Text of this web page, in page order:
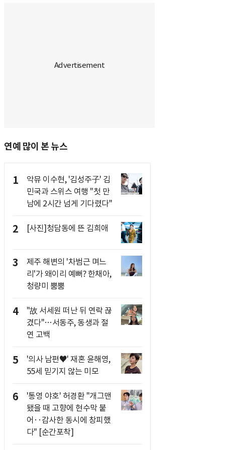
연예 많이 본 뉴스
1
악뮤 이수현, '김성주子' 김
민국과 스위스 여행 "첫 만
남에 2시간 넘게 기다렸다"
2 [사진]청담동에 뜬 김희애
3
제주 해변의 '차범근 며느
리'가 왜이리 예뻐? 한채아,
청량미 뿜뿜
4
"故 서세원 떠난 뒤 연락 끊
겼다"…서동주, 동생과 절
연 고백
5
'의사 남편♥' 재혼 윤해영,
55세 믿기지 않는 미모
6
'통영 야호' 허경환 "개그맨
됐을 때 고향에 현수막 붙
어‥감사한 동시에 창피했
다" [순간포착]